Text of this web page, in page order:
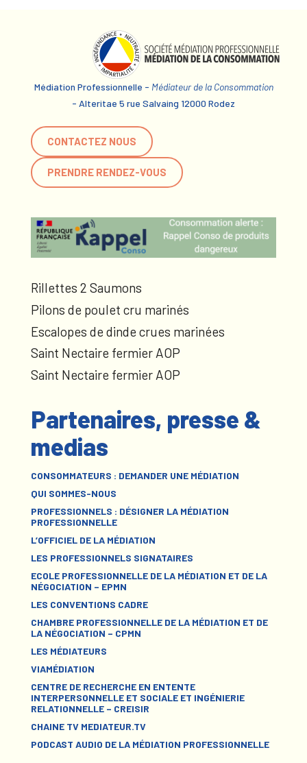
Médiation Professionnelle - Médiateur de la Consommation
- Alteritae 5 rue Salvaing 12000 Rodez
CONTACTEZ NOUS
PRENDRE RENDEZ-VOUS
Rillettes 2 Saumons
Pilons de poulet cru marinés
Escalopes de dinde crues marinées
Saint Nectaire fermier AOP
Saint Nectaire fermier AOP
Partenaires, presse &
medias
CONSOMMATEURS : DEMANDER UNE MÉDIATION
QUI SOMMES-NOUS
PROFESSIONNELS : DÉSIGNER LA MÉDIATION
PROFESSIONNELLE
L’OFFICIEL DE LA MÉDIATION
LES PROFESSIONNELS SIGNATAIRES
ECOLE PROFESSIONNELLE DE LA MÉDIATION ET DE LA
NÉGOCIATION – EPMN
LES CONVENTIONS CADRE
CHAMBRE PROFESSIONNELLE DE LA MÉDIATION ET DE
LA NÉGOCIATION – CPMN
LES MÉDIATEURS
VIAMÉDIATION
CENTRE DE RECHERCHE EN ENTENTE
INTERPERSONNELLE ET SOCIALE ET INGÉNIERIE
RELATIONNELLE – CREISIR
CHAINE TV MEDIATEUR.TV
PODCAST AUDIO DE LA MÉDIATION PROFESSIONNELLE